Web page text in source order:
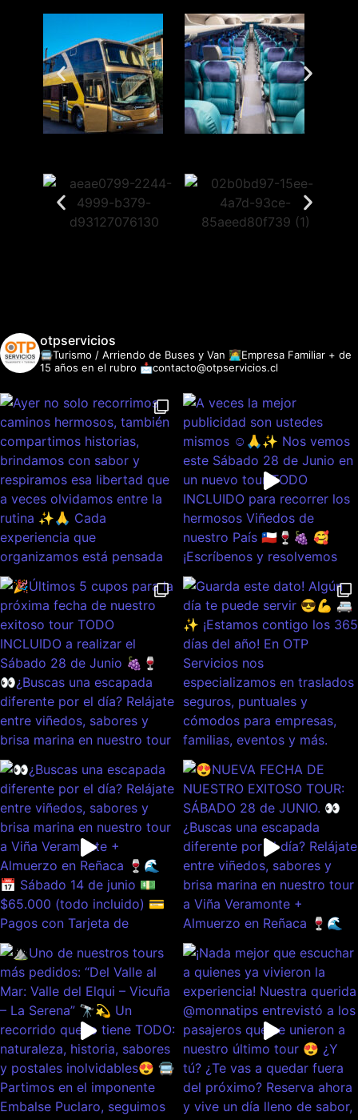
otpservicios
🚍Turismo / Arriendo de Buses y Van 👩‍💻Empresa Familiar + de
15 años en el rubro 📩contacto@otpservicios.cl